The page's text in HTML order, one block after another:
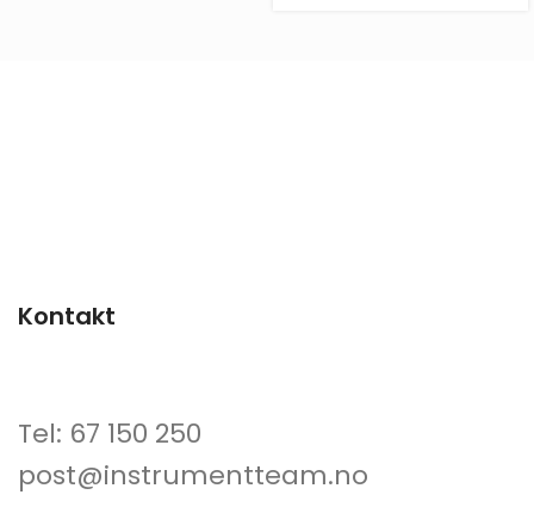
Kontakt
Tel: 67 150 250
post@instrumentteam.no